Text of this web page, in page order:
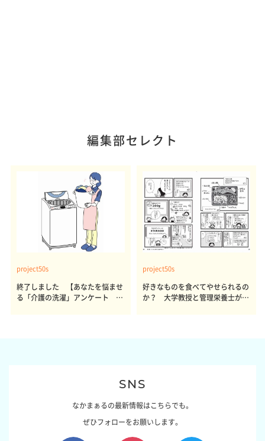
編集部セレクト
project50s
終了しました 【あなたを悩ませ
る「介護の洗濯」アンケート 体
project50s
好きなものを食べてやせられるの
か？ 大学教授と管理栄養士が出
SNS
なかまぁるの最新情報はこちらでも。
ぜひフォローをお願いします。